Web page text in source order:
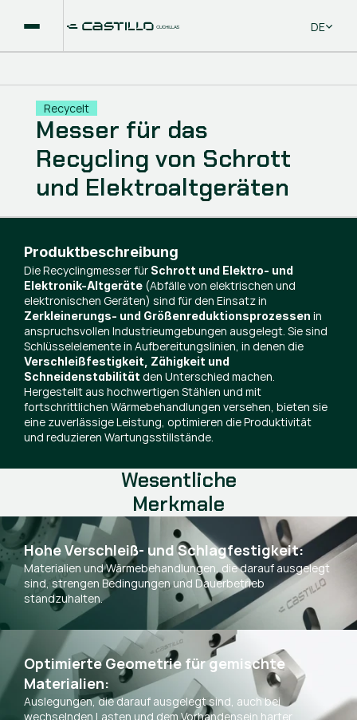
Select
DE
Produktbeschreibung
Die Recyclingmesser für Schrott und Elektro- und
Elektronik-Altgeräte (Abfälle von elektrischen und
elektronischen Geräten) sind für den Einsatz in
Zerkleinerungs- und Größenreduktionsprozessen in
anspruchsvollen Industrieumgebungen ausgelegt. Sie sind
Schlüsselelemente in Aufbereitungslinien, in denen die
Verschleißfestigkeit, Zähigkeit und
Schneidenstabilität den Unterschied machen.
Hergestellt aus hochwertigen Stählen und mit
fortschrittlichen Wärmebehandlungen versehen, bieten sie
eine zuverlässige Leistung, optimieren die Produktivität
und reduzieren Wartungsstillstände.
Messer für das
Recycling von Schrott
und Elektroaltgeräten
Recycelt
Wesentliche
Merkmale
Hohe Verschleiß- und Schlagfestigkeit:
Materialien und Wärmebehandlungen, die darauf ausgelegt
sind, strengen Bedingungen und Dauerbetrieb
standzuhalten.
Optimierte Geometrie für gemischte
Materialien:
Auslegungen, die darauf ausgelegt sind, auch bei
wechselnden Lasten und dem Vorhandensein harter